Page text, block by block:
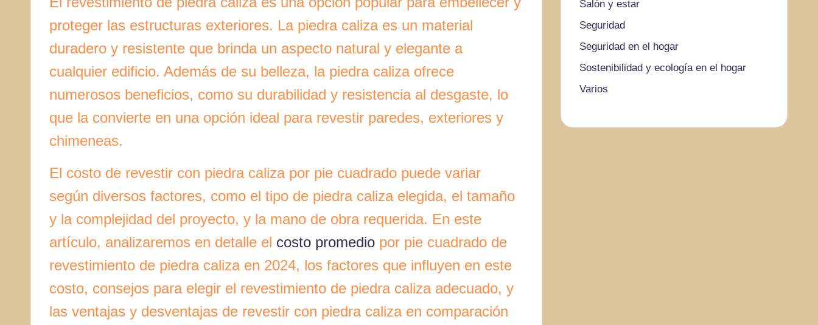
proteger las estructuras exteriores. La piedra caliza es un material
duradero y resistente que brinda un aspecto natural y elegante a
cualquier edificio. Además de su belleza, la piedra caliza ofrece
numerosos beneficios, como su durabilidad y resistencia al desgaste, lo
que la convierte en una opción ideal para revestir paredes, exteriores y
chimeneas.
El costo de revestir con piedra caliza por pie cuadrado puede variar
según diversos factores, como el tipo de piedra caliza elegida, el tamaño
y la complejidad del proyecto, y la mano de obra requerida. En este
artículo, analizaremos en detalle el costo promedio por pie cuadrado de
revestimiento de piedra caliza en 2024, los factores que influyen en este
costo, consejos para elegir el revestimiento de piedra caliza adecuado, y
las ventajas y desventajas de revestir con piedra caliza en comparación
Salón y estar
Seguridad
Seguridad en el hogar
Sostenibilidad y ecología en el hogar
Varios